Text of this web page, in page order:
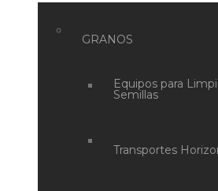
GRANOS
Equipos para
Semillas
Transportes